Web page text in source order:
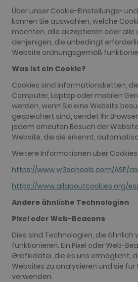
Über unser Cookie-Einstellungs-
können Sie auswählen, welche
möchten, alle akzeptieren oder alle
denjenigen, die unbedingt
Website ordnungsgemäß
Was ist ein Cookie?
Cookies sind Informationsketten,
Computer, Laptop oder mobilen
werden, wenn Sie eine Website
gespeichert sind, sendet Ihr
jedem erneuten Besuch der
Website, die sie erkennt,
Weitere Informationen über
https://www.w3schools.com/ASP/
https://www.allaboutcookies.org/
Andere ähnliche Technologien
Pixel oder Web-Beacons
Dies sind Technologien, die ähnlich
funktionieren. Ein Pixel oder Web-
Grafikdatei, die es uns ermöglicht,
Websites zu analysieren und sie für
verwenden.